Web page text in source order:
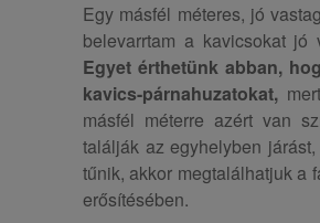
Egy másfél méteres, jó
belevarrtam a kavicsokat jó
Egyet érthetünk abban,
kavics-párnahuzatokat,
másfél méterre azért van
találják az egyhelyben
tűnik, akkor megtalálhatjuk a
erősítésében.